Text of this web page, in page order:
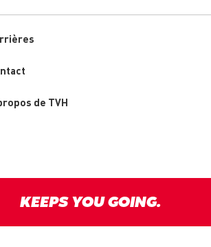
de TVH
KEEPS YOU GOING.